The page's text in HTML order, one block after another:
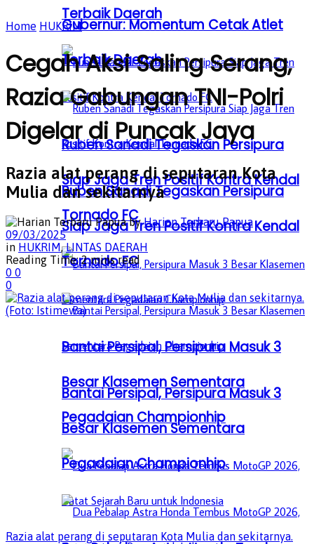
Terbaik Daerah
Ruben Sanadi Tegaskan Persipura
Siap Jaga Tren Positif Kontra Kendal
Tornado FC
Bantai Persipal, Persipura Masuk 3
Besar Klasemen Sementara
Pegadaian Championhip
Gubernur: Momentum Cetak Atlet
Terbaik Daerah
Ruben Sanadi Tegaskan Persipura
Siap Jaga Tren Positif Kontra Kendal
Tornado FC
Bantai Persipal, Persipura Masuk 3
Besar Klasemen Sementara
Pegadaian Championhip
Home HUKRIM
Cegah Aksi Saling Serang,
Razia Gabungan TNI-Polri
Digelar di Puncak Jaya
Razia alat perang di seputaran Kota
Mulia dan sekitarnya
by Harian Terbaru Papua
09/03/2025
in HUKRIM,LINTAS DAERAH
Reading Time: 2 mins read
0 0
0
Razia alat perang di seputaran Kota Mulia dan sekitarnya.